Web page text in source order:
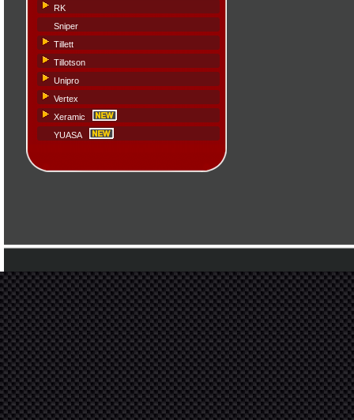
RK
Sniper
Tillett
Tillotson
Unipro
Vertex
Xeramic
YUASA